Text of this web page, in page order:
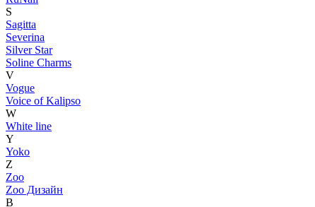
S
Sagitta
Severina
Silver Star
Soline Charms
V
Vogue
Voice of Kalipso
W
White line
Y
Yoko
Z
Zoo
Zoo Дизайн
В